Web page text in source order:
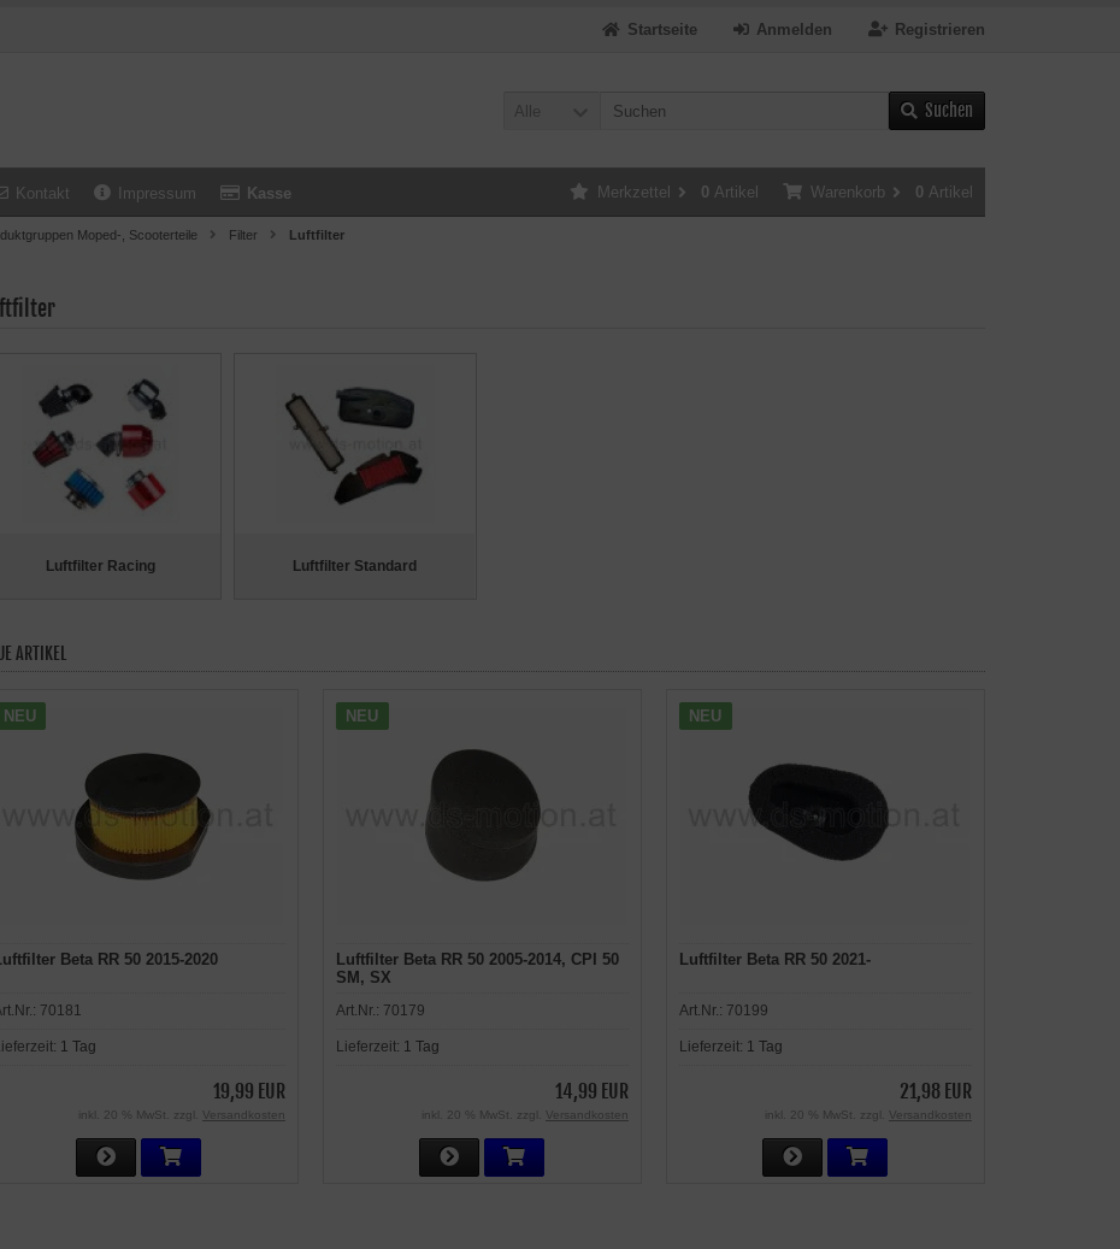
Registrieren
Anmelden
Startseite
Alle Suchen
Kontakt Impressum Kasse Warenkorb 0 Artikel
Merkzettel 0 Artikel
Moped-, Scooterteile Filter Luftfilter
Luftfilter Racing Luftfilter Standard
ARTIKEL
NEU
Beta RR 50 2015-2020
70181
1 Tag
19,99 EUR
inkl. 20 % MwSt. zzgl. Versandkosten
NEU
Luftfilter Beta RR 50 2005-2014, CPI 50
SM, SX
Art.Nr.: 70179
Lieferzeit: 1 Tag
14,99 EUR
inkl. 20 % MwSt. zzgl. Versandkosten
NEU
Luftfilter Beta RR 50 2021-
Art.Nr.: 70199
Lieferzeit: 1 Tag
21,98 EUR
inkl. 20 % MwSt. zzgl. Versandkosten